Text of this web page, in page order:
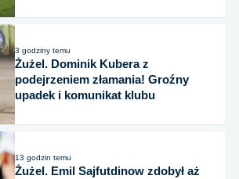
3 godziny temu
Żużel. Dominik Kubera z
podejrzeniem złamania! Groźny
upadek i komunikat klubu
13 godzin temu
Żużel. Emil Sajfutdinow zdobył aż